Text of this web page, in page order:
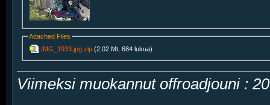
Attached Files
IMG_1933.jpg.zip‎ (2,02 Mt, 684 lukua)
Viimeksi muokannut offroadjouni :